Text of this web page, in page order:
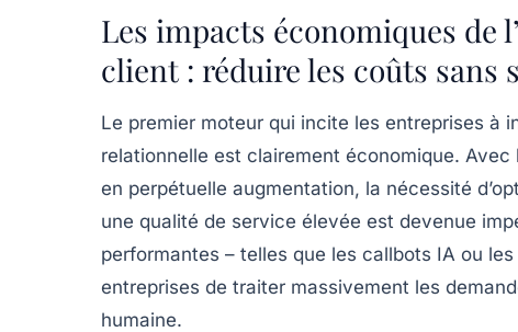
Les impacts économiques de
client : réduire les coûts sans
Le premier moteur qui incite les entreprises à
relationnelle est clairement économique.
en perpétuelle augmentation, la nécessité
une qualité de service élevée est devenue
performantes – telles que les callbots IA ou
entreprises de traiter massivement les
humaine.